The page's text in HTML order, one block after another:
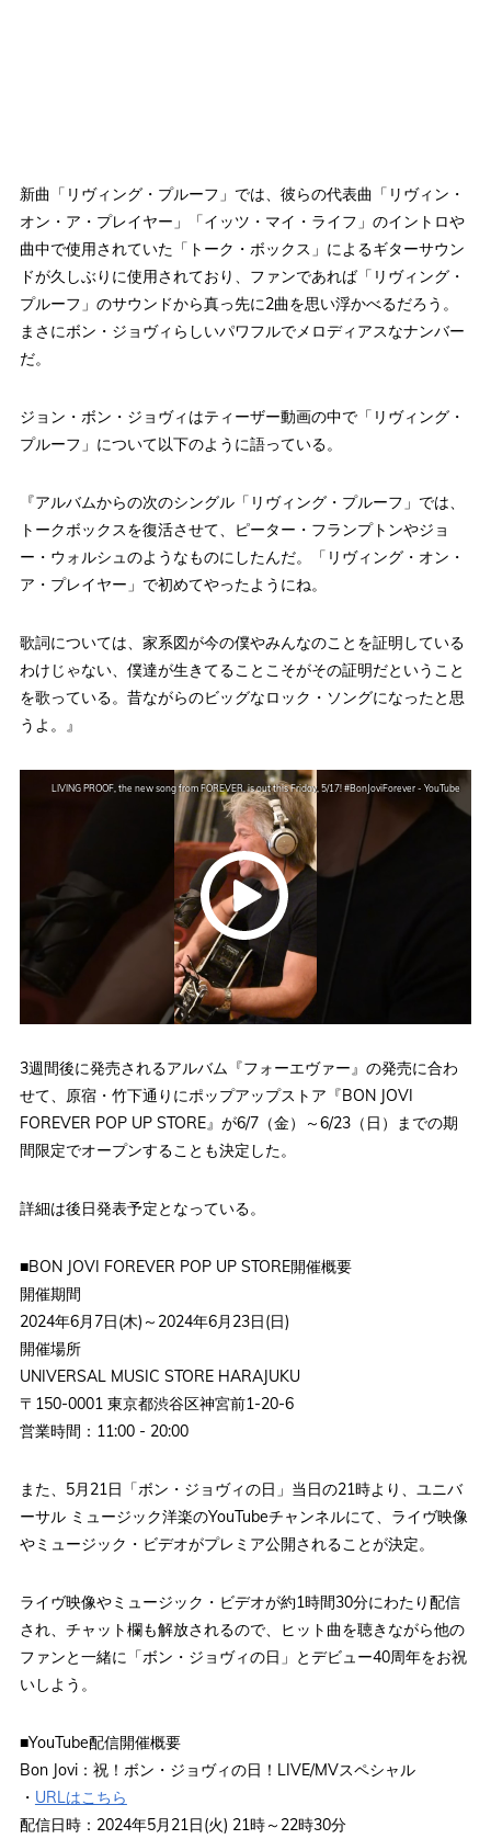
新曲「リヴィング・プルーフ」では、彼らの代表曲「リヴィン・
オン・ア・プレイヤー」「イッツ・マイ・ライフ」のイントロや
曲中で使用されていた「トーク・ボックス」によるギターサウン
ドが久しぶりに使用されており、ファンであれば「リヴィング・
プルーフ」のサウンドから真っ先に2曲を思い浮かべるだろう。
まさにボン・ジョヴィらしいパワフルでメロディアスなナンバー
だ。
ジョン・ボン・ジョヴィはティーザー動画の中で「リヴィング・
プルーフ」について以下のように語っている。
『アルバムからの次のシングル「リヴィング・プルーフ」では、
トークボックスを復活させて、ピーター・フランプトンやジョ
ー・ウォルシュのようなものにしたんだ。「リヴィング・オン・
ア・プレイヤー」で初めてやったようにね。
歌詞については、家系図が今の僕やみんなのことを証明している
わけじゃない、僕達が生きてることこそがその証明だということ
を歌っている。昔ながらのビッグなロック・ソングになったと思
うよ。』
LIVING PROOF, the new song from FOREVER, is out this Friday, 5/17! #BonJoviForever - YouTube
3週間後に発売されるアルバム『フォーエヴァー』の発売に合わ
せて、原宿・竹下通りにポップアップストア『BON JOVI
FOREVER POP UP STORE』が6/7（金）～6/23（日）までの期
間限定でオープンすることも決定した。
詳細は後日発表予定となっている。
■BON JOVI FOREVER POP UP STORE開催概要
開催期間
2024年6月7日(木)～2024年6月23日(日)
開催場所
UNIVERSAL MUSIC STORE HARAJUKU
〒150-0001 東京都渋谷区神宮前1-20-6
営業時間：11:00 - 20:00
また、5月21日「ボン・ジョヴィの日」当日の21時より、ユニバ
ーサル ミュージック洋楽のYouTubeチャンネルにて、ライヴ映像
やミュージック・ビデオがプレミア公開されることが決定。
ライヴ映像やミュージック・ビデオが約1時間30分にわたり配信
され、チャット欄も解放されるので、ヒット曲を聴きながら他の
ファンと一緒に「ボン・ジョヴィの日」とデビュー40周年をお祝
いしよう。
■YouTube配信開催概要
Bon Jovi：祝！ボン・ジョヴィの日！LIVE/MVスペシャル
・ URLはこちら
配信日時：2024年5月21日(火) 21時～22時30分